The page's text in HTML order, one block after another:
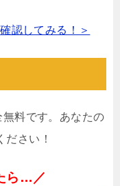
認してみる！＞
料です。あなたの
ださい！
ら…／